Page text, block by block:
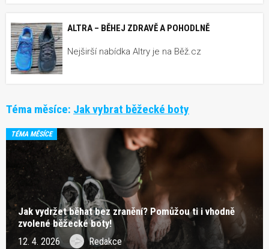
ALTRA – BĚHEJ ZDRAVĚ A POHODLNĚ
Nejširší nabídka Altry je na Běž.cz
Téma měsíce: Jak vybrat běžecké boty
TÉMA MĚSÍCE
Jak vydržet běhat bez zranění? Pomůžou ti i vhodně
zvolené běžecké boty!
12. 4. 2026 Redakce